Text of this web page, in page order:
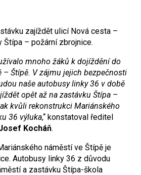
zajíždět ulicí Nová cesta –
– požární zbrojnice.
mnoho žáků k dojíždění do
– Štípě. V zájmu jejich bezpečnosti
naše autobusy linky 36 v době
opět až na zastávku Štípa –
kvůli rekonstrukci Mariánského
36 výluka,“ konstatoval ředitel
Kocháň.
náměstí ve Štípě je
Autobusy linky 36 z důvodu
a zastávku Štípa-škola